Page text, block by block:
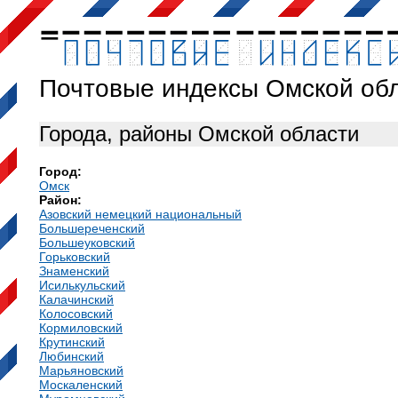
Почтовые индексы Омской
Города, районы Омской области
Город:
Омск
Район:
Азовский немецкий национальный
Большереченский
Большеуковский
Горьковский
Знаменский
Исилькульский
Калачинский
Колосовский
Кормиловский
Крутинский
Любинский
Марьяновский
Москаленский